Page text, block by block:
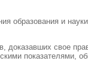
образования и
доказавших свое
показателями,